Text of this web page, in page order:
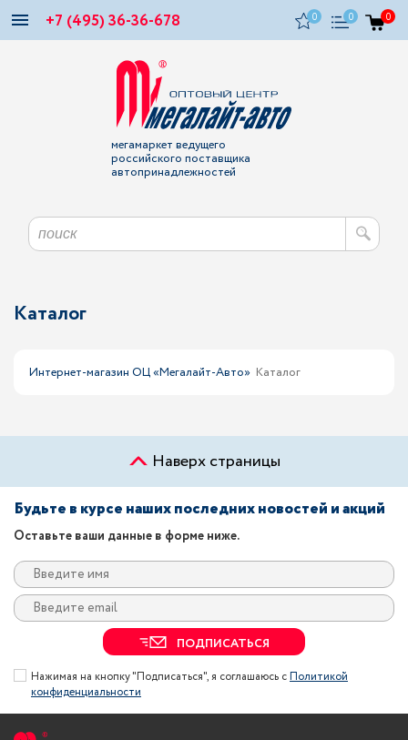
+7 (495) 36-36-678 0 0 0
мегамаркет ведущего
российского поставщика
автопринадлежностей
Каталог
Интернет-магазин ОЦ «Мегалайт-Авто» Каталог
Наверх страницы
Будьте в курсе наших последних новостей и акций
Оставьте ваши данные в форме ниже.
ПОДПИСАТЬСЯ
Нажимая на кнопку "Подписаться", я соглашаюсь сПолитикой
конфиденциальности